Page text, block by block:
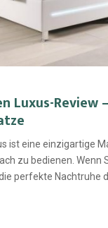
Luxus-Review
ist eine einzigartige
zu bedienen. Wenn
perfekte Nachtruhe